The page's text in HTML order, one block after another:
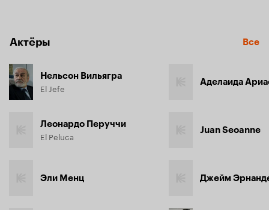
Актёры Все
Нельсон Вильягра
El Jefe
Леонардо Перуччи
El Peluca
Эли Менц
Аделаида
Juan Seoanne
Джейм